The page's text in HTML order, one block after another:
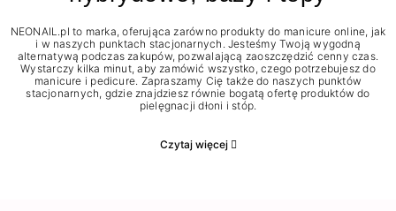
NEONAIL.pl to marka, oferująca zarówno produkty do manicure online, jak
i w naszych punktach stacjonarnych. Jesteśmy Twoją wygodną
alternatywą podczas zakupów, pozwalającą zaoszczędzić cenny czas.
Wystarczy kilka minut, aby zamówić wszystko, czego potrzebujesz do
manicure i pedicure. Zapraszamy Cię także do naszych punktów
stacjonarnych, gdzie znajdziesz równie bogatą ofertę produktów do
pielęgnacji dłoni i stóp.
Czytaj więcej